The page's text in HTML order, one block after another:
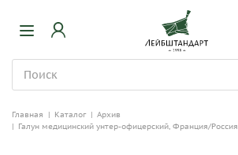
Главная | Каталог | Архив
| Галун медицинский унтер-офицерский, Франция/Россия